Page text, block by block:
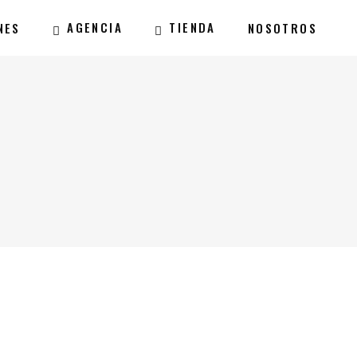
AGENCIA TIENDA NOSOTROS